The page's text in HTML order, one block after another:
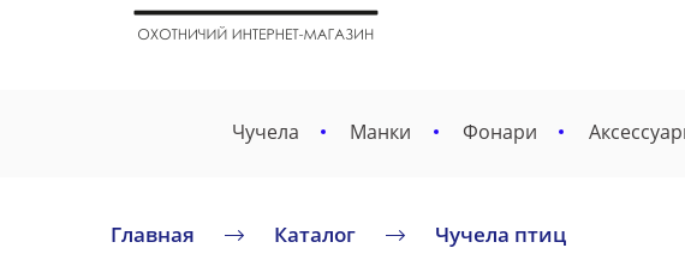
Чучела Манки Фонари
Главная Каталог Чучела птиц